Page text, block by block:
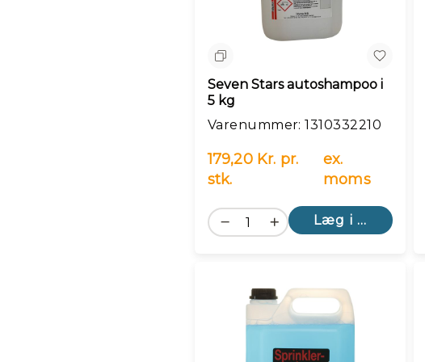
Sammenlign
Seven Stars autoshampoo i
5 kg
Varenummer: 1310332210
179,20 Kr. pr.
stk.
ex.
moms
Læg i kurv